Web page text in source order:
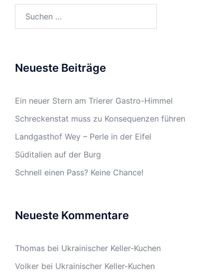
Neueste Beiträge
Ein neuer Stern am Trierer Gastro-Himmel
Schreckenstat muss zu Konsequenzen führen
Landgasthof Wey – Perle in der Eifel
Süditalien auf der Burg
Schnell einen Pass? Keine Chance!
Neueste Kommentare
Thomas bei Ukrainischer Keller-Kuchen
Volker bei Ukrainischer Keller-Kuchen